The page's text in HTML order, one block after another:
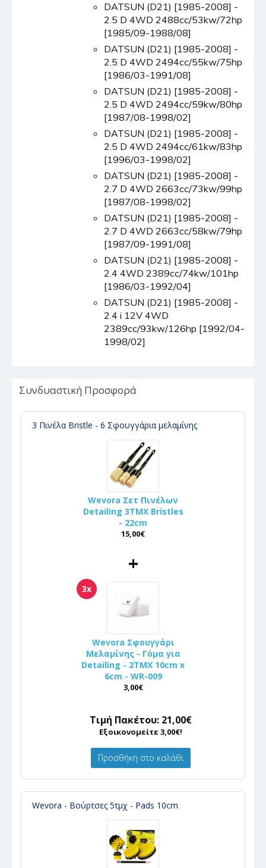
DATSUN (D21) [1985-2008] -
2.5 D 4WD 2488cc/53kw/72hp
[1985/09-1988/08]
DATSUN (D21) [1985-2008] -
2.5 D 4WD 2494cc/55kw/75hp
[1986/03-1991/08]
DATSUN (D21) [1985-2008] -
2.5 D 4WD 2494cc/59kw/80hp
[1987/08-1998/02]
DATSUN (D21) [1985-2008] -
2.5 D 4WD 2494cc/61kw/83hp
[1996/03-1998/02]
DATSUN (D21) [1985-2008] -
2.7 D 4WD 2663cc/73kw/99hp
[1987/08-1998/02]
DATSUN (D21) [1985-2008] -
2.7 D 4WD 2663cc/58kw/79hp
[1987/09-1991/08]
DATSUN (D21) [1985-2008] -
2.4 4WD 2389cc/74kw/101hp
[1986/03-1992/04]
DATSUN (D21) [1985-2008] -
2.4 i 12V 4WD
2389cc/93kw/126hp [1992/04-
1998/02]
Συνδυαστική Προσφορά
3 Πινέλα Bristle - 6 Σφουγγάρια μελαμίνης
Wevora Σετ Πινέλων
Detailing 3ΤΜΧ Bristles
- 22cm
15,00€
+
3x
Wevora Σφουγγάρι
Μελαμίνης - Γόμα για
Detailing - 2ΤΜΧ 10cm x
6cm - WR-009
3,00€
Τιμή Πακέτου: 21,00€
Εξοικονομείτε 3,00€!
Προσθήκη στο καλάθι
Wevora - Βούρτσες 5τμχ - Pads 10cm